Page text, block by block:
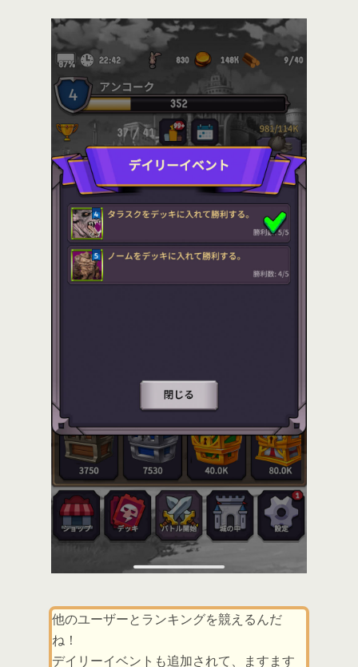
他のユーザーとランキングを競えるんだ
ね！
デイリーイベントも追加されて、ますます